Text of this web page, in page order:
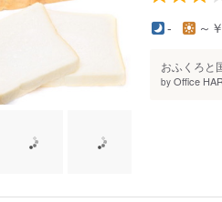
- ～
おふくろと
by Office